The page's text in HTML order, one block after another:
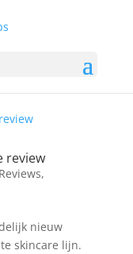
review
,
nieuw
skincare lijn.